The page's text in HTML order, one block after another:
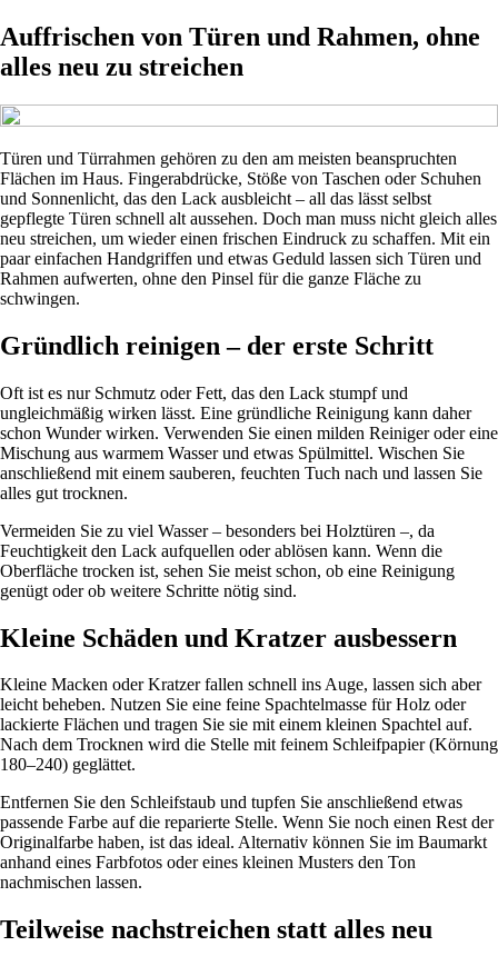
Auffrischen von Türen und Rahmen, ohne
alles neu zu streichen
Türen und Türrahmen gehören zu den am meisten beanspruchten
Flächen im Haus. Fingerabdrücke, Stöße von Taschen oder Schuhen
und Sonnenlicht, das den Lack ausbleicht – all das lässt selbst
gepflegte Türen schnell alt aussehen. Doch man muss nicht gleich alles
neu streichen, um wieder einen frischen Eindruck zu schaffen. Mit ein
paar einfachen Handgriffen und etwas Geduld lassen sich Türen und
Rahmen aufwerten, ohne den Pinsel für die ganze Fläche zu
schwingen.
Gründlich reinigen – der erste Schritt
Oft ist es nur Schmutz oder Fett, das den Lack stumpf und
ungleichmäßig wirken lässt. Eine gründliche Reinigung kann daher
schon Wunder wirken. Verwenden Sie einen milden Reiniger oder eine
Mischung aus warmem Wasser und etwas Spülmittel. Wischen Sie
anschließend mit einem sauberen, feuchten Tuch nach und lassen Sie
alles gut trocknen.
Vermeiden Sie zu viel Wasser – besonders bei Holztüren –, da
Feuchtigkeit den Lack aufquellen oder ablösen kann. Wenn die
Oberfläche trocken ist, sehen Sie meist schon, ob eine Reinigung
genügt oder ob weitere Schritte nötig sind.
Kleine Schäden und Kratzer ausbessern
Kleine Macken oder Kratzer fallen schnell ins Auge, lassen sich aber
leicht beheben. Nutzen Sie eine feine Spachtelmasse für Holz oder
lackierte Flächen und tragen Sie sie mit einem kleinen Spachtel auf.
Nach dem Trocknen wird die Stelle mit feinem Schleifpapier (Körnung
180–240) geglättet.
Entfernen Sie den Schleifstaub und tupfen Sie anschließend etwas
passende Farbe auf die reparierte Stelle. Wenn Sie noch einen Rest der
Originalfarbe haben, ist das ideal. Alternativ können Sie im Baumarkt
anhand eines Farbfotos oder eines kleinen Musters den Ton
nachmischen lassen.
Teilweise nachstreichen statt alles neu